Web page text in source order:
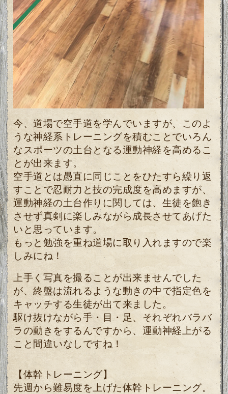
今、道場で空手道を学んでいますが、このよ
うな神経系トレーニングを積むことでいろん
なスポーツの土台となる運動神経を高めるこ
とが出来ます。
空手道とは愚直に同じことをひたすら繰り返
すことで忍耐力と技の完成度を高めますが、
運動神経の土台作りに関しては、生徒を飽き
させず真剣に楽しみながら成長させてあげた
いと思っています。
もっと勉強を重ね道場に取り入れますので楽
しみにね！
上手く写真を撮ることが出来ませんでした
が、終盤は流れるような動きの中で指定色を
キャッチする生徒が出て来ました。
駆け抜けながら手・目・足、それぞれバラバ
ラの動きをするんですから、運動神経上がる
こと間違いなしですね！
【体幹トレーニング】
先週から難易度を上げた体幹トレーニング。